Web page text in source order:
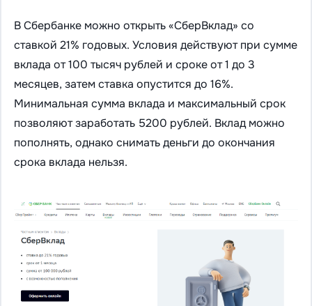
В Сбербанке можно открыть «СберВклад» со
ставкой 21% годовых. Условия действуют при сумме
вклада от 100 тысяч рублей и сроке от 1 до 3
месяцев, затем ставка опустится до 16%.
Минимальная сумма вклада и максимальный срок
позволяют заработать 5200 рублей. Вклад можно
пополнять, однако снимать деньги до окончания
срока вклада нельзя.